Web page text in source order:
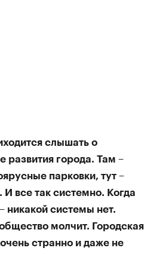
слышать о
развития города. Там –
парковки, тут –
все так системно. Когда
никакой системы нет.
молчит. Городская
странно и даже не